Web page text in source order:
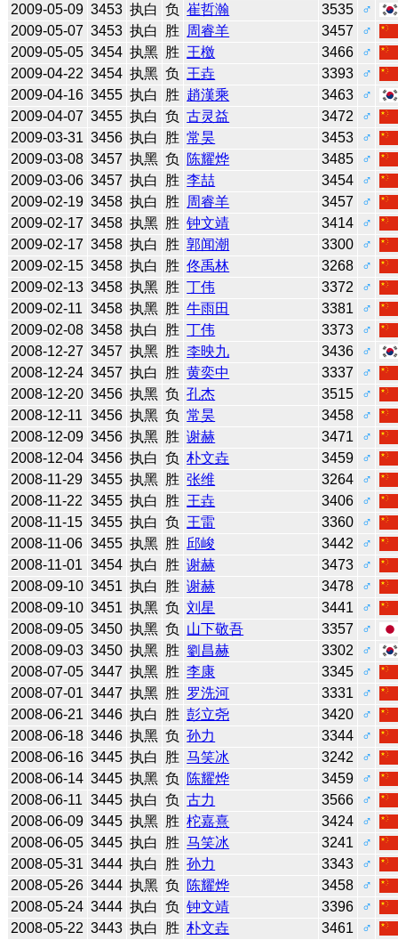
2009-05-09 3453 执白 负 崔哲瀚 3535
♂
2009-05-07 3453 执白 胜 周睿羊 3457
♂
2009-05-05 3454 执黑 胜 王檄 3466
♂
2009-04-22 3454 执黑 负 王垚 3393
♂
2009-04-16 3455 执白 胜 趙漢乘 3463
♂
2009-04-07 3455 执白 负 古灵益 3472
♂
2009-03-31 3456 执白 胜 常昊 3453
♂
2009-03-08 3457 执黑 负 陈耀烨 3485
♂
2009-03-06 3457 执白 胜 李喆 3454
♂
2009-02-19 3458 执白 胜 周睿羊 3457
♂
2009-02-17 3458 执黑 胜 钟文靖 3414
♂
2009-02-17 3458 执白 胜 郭闻潮 3300
♂
2009-02-15 3458 执白 胜 佟禹林 3268
♂
2009-02-13 3458 执黑 胜 丁伟 3372
♂
2009-02-11 3458 执黑 胜 牛雨田 3381
♂
2009-02-08 3458 执白 胜 丁伟 3373
♂
2008-12-27 3457 执黑 胜 李映九 3436
♂
2008-12-24 3457 执白 胜 黄奕中 3337
♂
2008-12-20 3456 执黑 负 孔杰 3515
♂
2008-12-11 3456 执黑 负 常昊 3458
♂
2008-12-09 3456 执黑 胜 谢赫 3471
♂
2008-12-04 3456 执白 负 朴文垚 3459
♂
2008-11-29 3455 执黑 胜 张维 3264
♂
2008-11-22 3455 执白 胜 王垚 3406
♂
2008-11-15 3455 执白 负 王雷 3360
♂
2008-11-06 3455 执黑 胜 邱峻 3442
♂
2008-11-01 3454 执白 胜 谢赫 3473
♂
2008-09-10 3451 执白 胜 谢赫 3478
♂
2008-09-10 3451 执黑 负 刘星 3441
♂
2008-09-05 3450 执黑 负 山下敬吾 3357
♂
2008-09-03 3450 执黑 胜 劉昌赫 3302
♂
2008-07-05 3447 执黑 胜 李康 3345
♂
2008-07-01 3447 执黑 胜 罗洗河 3331
♂
2008-06-21 3446 执白 胜 彭立尧 3420
♂
2008-06-18 3446 执黑 负 孙力 3344
♂
2008-06-16 3445 执白 胜 马笑冰 3242
♂
2008-06-14 3445 执黑 负 陈耀烨 3459
♂
2008-06-11 3445 执白 负 古力 3566
♂
2008-06-09 3445 执黑 胜 柁嘉熹 3424
♂
2008-06-05 3445 执白 胜 马笑冰 3241
♂
2008-05-31 3444 执白 胜 孙力 3343
♂
2008-05-26 3444 执黑 负 陈耀烨 3458
♂
2008-05-24 3444 执白 负 钟文靖 3396
♂
2008-05-22 3443 执白 胜 朴文垚 3461 ♂